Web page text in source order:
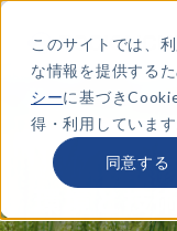
このサイトでは、
な情報を提供する
シーに基づき
得・利用しています
同意する
環境と技